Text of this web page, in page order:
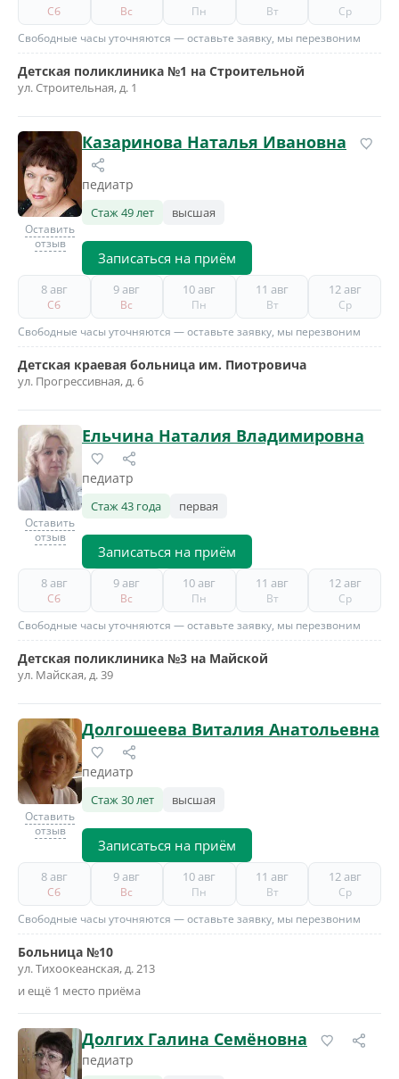
Сб Вс Пн Вт
Ср
Свободные часы уточняются — оставьте заявку, мы перезвоним
Детская поликлиника №1 на Строительной
ул. Строительная, д. 1
Оставить
отзыв
Казаринова Наталья Ивановна
педиатр
Стаж 49 лет высшая
Записаться на приём
8 авг
Сб
9 авг
Вс
10 авг
Пн
11 авг
Вт
12 авг
Ср
Свободные часы уточняются — оставьте заявку, мы перезвоним
Детская краевая больница им. Пиотровича
ул. Прогрессивная, д. 6
Оставить
отзыв
Ельчина Наталия Владимировна
педиатр
Стаж 43 года первая
Записаться на приём
8 авг
Сб
9 авг
Вс
10 авг
Пн
11 авг
Вт
12 авг
Ср
Свободные часы уточняются — оставьте заявку, мы перезвоним
Детская поликлиника №3 на Майской
ул. Майская, д. 39
Оставить
отзыв
Долгошеева Виталия Анатольевна
педиатр
Стаж 30 лет высшая
Записаться на приём
8 авг
Сб
9 авг
Вс
10 авг
Пн
11 авг
Вт
12 авг
Ср
Свободные часы уточняются — оставьте заявку, мы перезвоним
Больница №10
ул. Тихоокеанская, д. 213
и ещё 1 место приёма
Долгих Галина Семёновна
педиатр